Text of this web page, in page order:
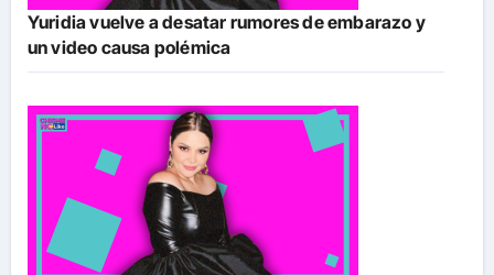
Yuridia vuelve a desatar rumores de embarazo y
un video causa polémica